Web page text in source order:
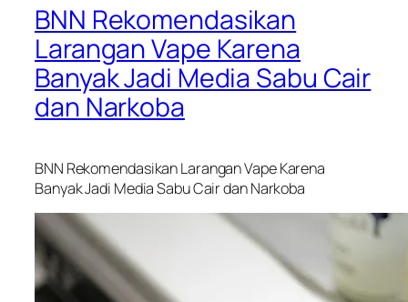
BNN Rekomendasikan
Larangan Vape Karena
Banyak Jadi Media Sabu Cair
dan Narkoba
BNN Rekomendasikan Larangan Vape Karena
Banyak Jadi Media Sabu Cair dan Narkoba